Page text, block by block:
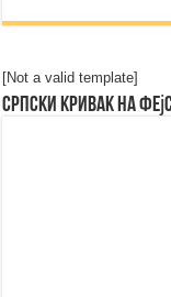
[Not a valid template]
Српски Кривак на